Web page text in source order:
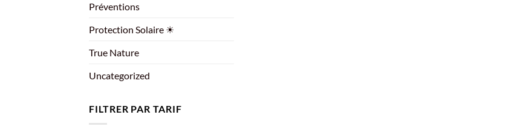
Préventions
Protection Solaire ☀
True Nature
Uncategorized
FILTRER PAR TARIF